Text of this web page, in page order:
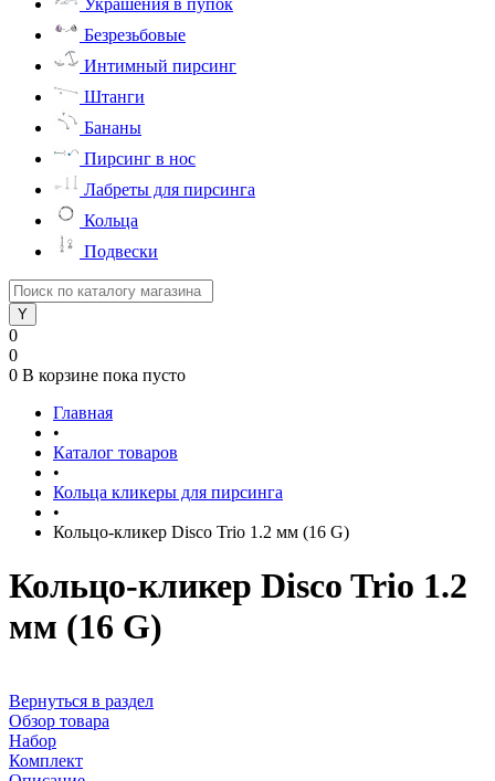
Украшения в пупок
Безрезьбовые
Интимный пирсинг
Штанги
Бананы
Пирсинг в нос
Лабреты для пирсинга
Кольца
Подвески
0
0
0 В корзине пока пусто
Главная
•
Каталог товаров
•
Кольца кликеры для пирсинга
•
Кольцо-кликер Disco Trio 1.2 мм (16 G)
Кольцо-кликер Disco Trio 1.2
мм (16 G)
Вернуться в раздел
Обзор товара
Набор
Комплект